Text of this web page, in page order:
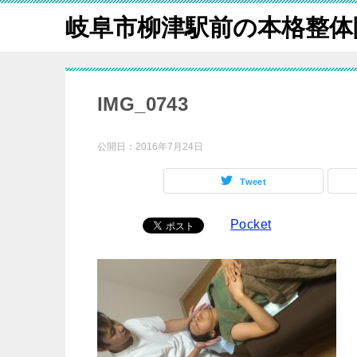
岐阜市柳津駅前の本格整体
IMG_0743
公開日： 2016年7月24日
Tweet
Pocket